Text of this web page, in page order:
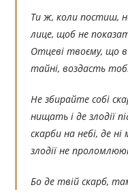
Ти ж, коли постиш,
лице, щоб не
Отцеві твоєму, що
тайні, воздасть
Не збирайте собі
нищать і де злодії
скарби на небі, де
злодії не
Бо де твій скарб,